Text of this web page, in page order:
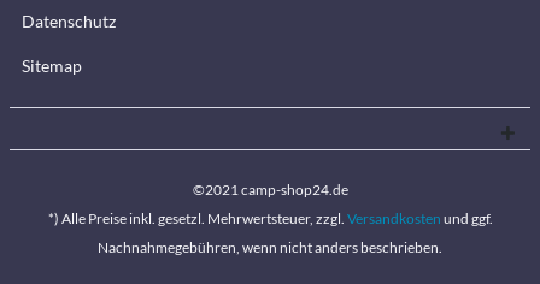
Datenschutz
Sitemap
©2021 camp-shop24.de
*) Alle Preise inkl. gesetzl. Mehrwertsteuer, zzgl. Versandkosten und ggf.
Nachnahmegebühren, wenn nicht anders beschrieben.